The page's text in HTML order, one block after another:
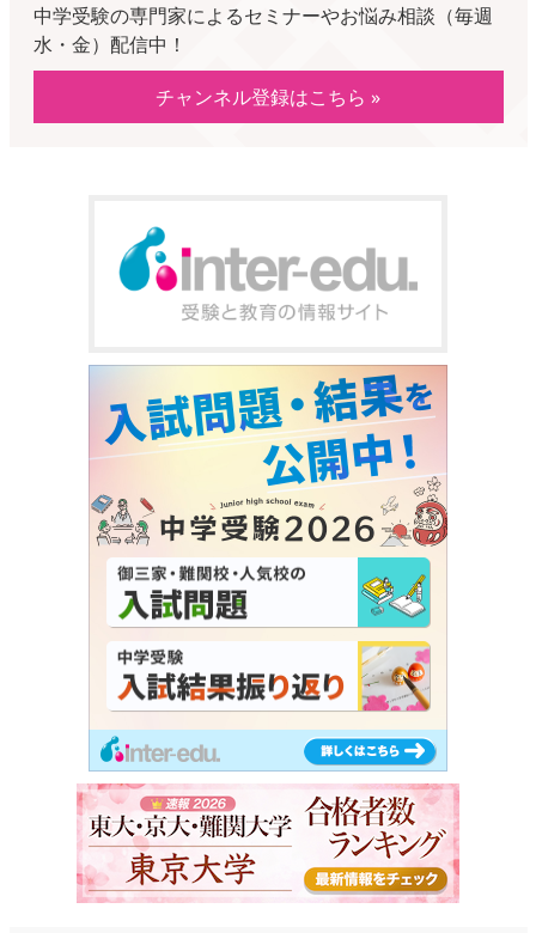
中学受験の専門家によるセミナーやお悩み相談（毎週
水・金）配信中！
チャンネル登録はこちら »